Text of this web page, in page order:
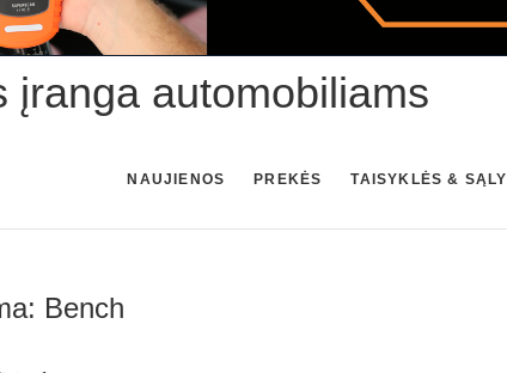
įranga automobiliams
NAUJIENOS PREKĖS TAISYKLĖS &
Bench